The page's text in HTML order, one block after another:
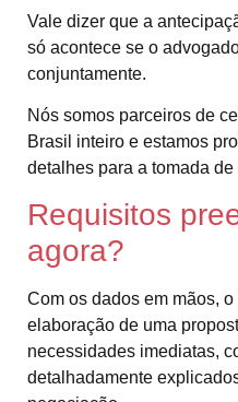
Vale dizer que a
só acontece se o
conjuntamente.
Nós somos parceiros de
Brasil inteiro e estamos
detalhes para a tomada
Requisitos
agora?
Com os dados em mãos,
elaboração de uma
necessidades imediatas,
detalhadamente